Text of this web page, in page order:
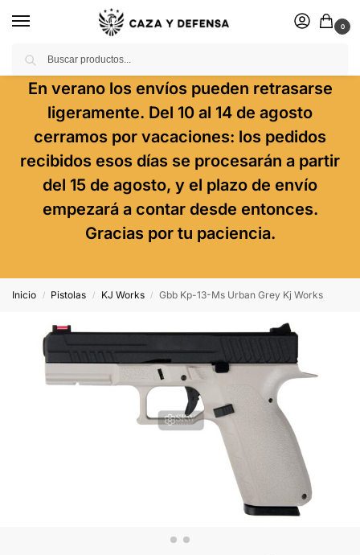
0
En verano los envíos pueden retrasarse
ligeramente. Del 10 al 14 de agosto
cerramos por vacaciones: los pedidos
recibidos esos días se procesarán a partir
del 15 de agosto, y el plazo de envío
empezará a contar desde entonces.
Gracias por tu paciencia.
Inicio / Pistolas / KJ Works / Gbb Kp-13-Ms Urban Grey Kj Works